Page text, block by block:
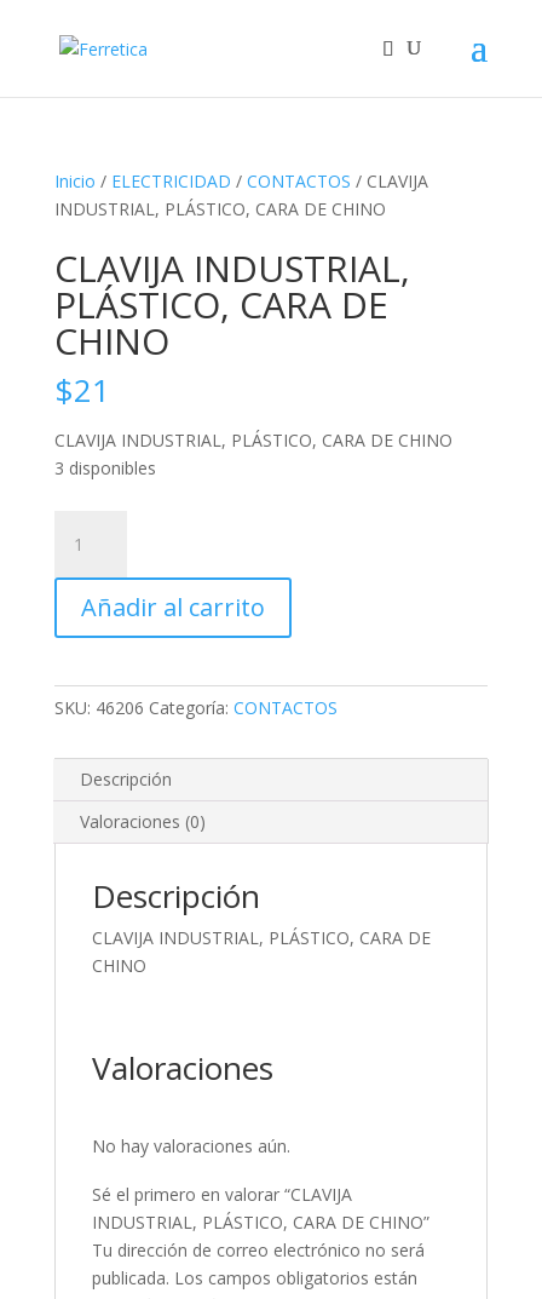
Inicio / ELECTRICIDAD / CONTACTOS / CLAVIJA
INDUSTRIAL, PLÁSTICO, CARA DE CHINO
CLAVIJA INDUSTRIAL,
PLÁSTICO, CARA DE
CHINO
$21
CLAVIJA INDUSTRIAL, PLÁSTICO, CARA DE CHINO
3 disponibles
INDUSTRIAL,
PLÁSTICO,
CARA
DE
cantidad
Añadir al carrito
SKU: 46206 Categoría: CONTACTOS
Descripción
Valoraciones (0)
Descripción
CLAVIJA INDUSTRIAL, PLÁSTICO, CARA DE
CHINO
Valoraciones
No hay valoraciones aún.
Sé el primero en valorar “CLAVIJA
INDUSTRIAL, PLÁSTICO, CARA DE CHINO”
Tu dirección de correo electrónico no será
publicada. Los campos obligatorios están